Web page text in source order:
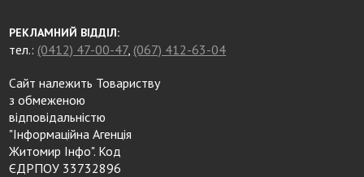
РЕКЛАМНИЙ ВІДДІЛ:
тел.: (0412) 47-00-47, (067) 412-63-04
Сайт належить Товариству
з обмеженою
відповідальністю
"Інформаційна Агенція
Житомир Інфо". Код
ЄДРПОУ 33732896